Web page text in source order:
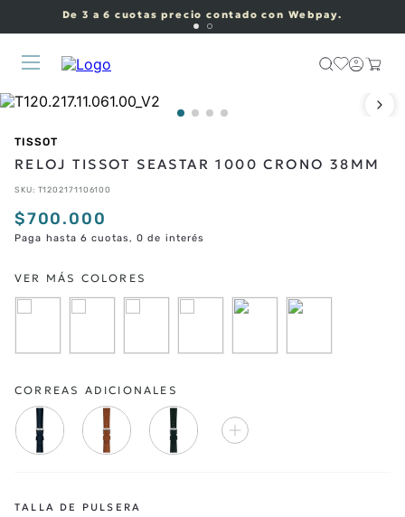
De 3 a 6 cuotas precio contado con Webpay.
TISSOT
RELOJ TISSOT SEASTAR 1000 CRONO 38MM
SKU: T1202171106100
$700.000
Paga hasta 6 cuotas, 0 de interés
CORREAS ADICIONALES
TALLA DE PULSERA